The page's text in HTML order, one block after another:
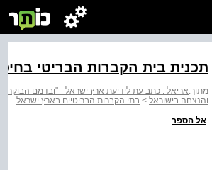
תכנית בית הקברות הבריטי
מתוך:אריאל : כתב עת לידיעת ארץ ישראל - "ובדמם הבוקר
והנצחה בישוראל > בתי הקברות הבריטיים בארץ ישראל
אל הספר